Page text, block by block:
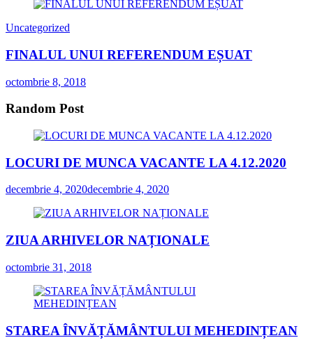
Uncategorized
FINALUL UNUI REFERENDUM EȘUAT
octombrie 8, 2018
Random Post
LOCURI DE MUNCA VACANTE LA 4.12.2020
decembrie 4, 2020decembrie 4, 2020
ZIUA ARHIVELOR NAȚIONALE
octombrie 31, 2018
STAREA ÎNVĂȚĂMÂNTULUI MEHEDINȚEAN